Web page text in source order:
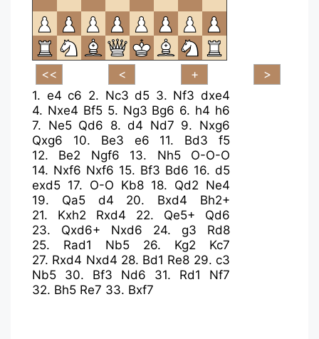
1. e4 c6 2. Nc3 d5 3. Nf3 dxe4
4. Nxe4 Bf5 5. Ng3 Bg6 6. h4 h6
7. Ne5 Qd6 8.d4 Nd7 9. Nxg6
Qxg6
10. Be3 e6 11. Bd3
f5
12. Be2 Ngf6 13. Nh5
O-O-O
14. Nxf6 Nxf6 15. Bf3 Bd6 16. d5
exd5 17. O-O Kb8 18. Qd2 Ne4
19. Qa5 d4 20. Bxd4
Bh2+
21. Kxh2 Rxd4 22. Qe5+
Qd6
23. Qxd6+ Nxd6 24. g3
Rd8
25. Rad1 Nb5 26. Kg2
Kc7
27. Rxd4 Nxd4 28. Bd1 Re8 29.c3
Nb5
30. Bf3 Nd6 31. Rd1
Nf7
32. Bh5 Re7 33. Bxf7